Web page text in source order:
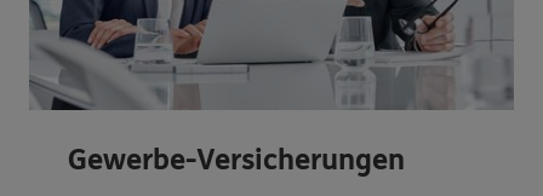
Gewerbe-Versicherungen